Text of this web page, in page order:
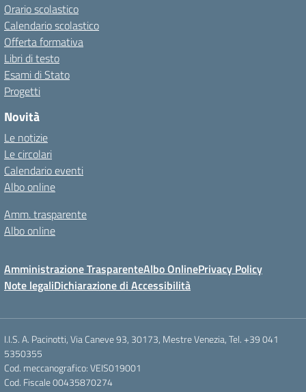
Orario scolastico
Calendario scolastico
Offerta formativa
Libri di testo
Esami di Stato
Progetti
Novità
Le notizie
Le circolari
Calendario eventi
Albo online
Amm. trasparente
Albo online
Amministrazione TrasparenteAlbo OnlinePrivacy Policy
Note legaliDichiarazione di Accessibilità
I.I.S. A. Pacinotti, Via Caneve 93, 30173, Mestre Venezia, Tel. +39 041
5350355
Cod. meccanografico: VEIS019001
Cod. Fiscale 00435870274